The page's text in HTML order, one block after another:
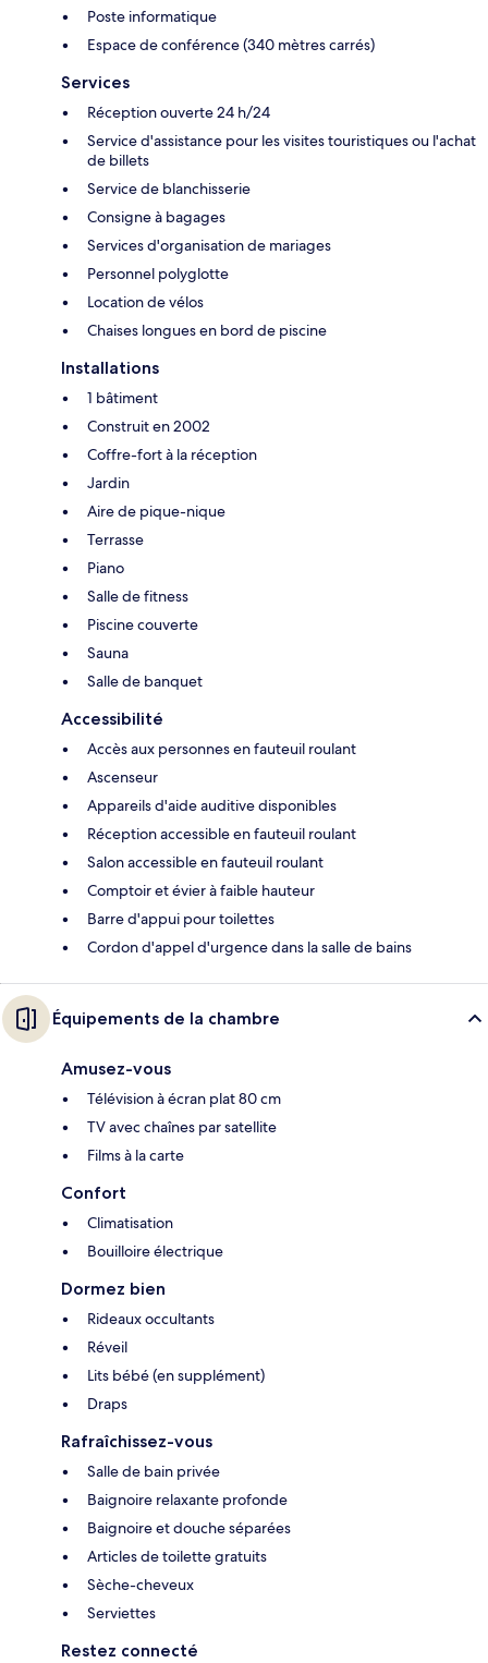
Poste informatique
Espace de conférence (340 mètres carrés)
Services
Réception ouverte 24 h/24
Service d'assistance pour les visites touristiques ou l'achat
de billets
Service de blanchisserie
Consigne à bagages
Services d'organisation de mariages
Personnel polyglotte
Location de vélos
Chaises longues en bord de piscine
Installations
1 bâtiment
Construit en 2002
Coffre-fort à la réception
Jardin
Aire de pique-nique
Terrasse
Piano
Salle de fitness
Piscine couverte
Sauna
Salle de banquet
Accessibilité
Accès aux personnes en fauteuil roulant
Ascenseur
Appareils d'aide auditive disponibles
Réception accessible en fauteuil roulant
Salon accessible en fauteuil roulant
Comptoir et évier à faible hauteur
Barre d'appui pour toilettes
Cordon d'appel d'urgence dans la salle de bains
Équipements de la chambre
Amusez-vous
Télévision à écran plat 80 cm
TV avec chaînes par satellite
Films à la carte
Confort
Climatisation
Bouilloire électrique
Dormez bien
Rideaux occultants
Réveil
Lits bébé (en supplément)
Draps
Rafraîchissez-vous
Salle de bain privée
Baignoire relaxante profonde
Baignoire et douche séparées
Articles de toilette gratuits
Sèche-cheveux
Serviettes
Restez connecté